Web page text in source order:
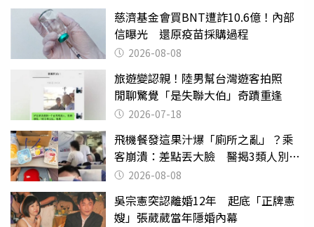
慈濟基金會買BNT遭詐10.6億！內部
信曝光 還原疫苗採購過程
2026-08-08
旅遊變認親！陸男幫台灣遊客拍照
閒聊驚覺「是失聯大伯」奇蹟重逢
2026-07-18
飛機餐發這果汁爆「廁所之亂」？乘
客崩潰：差點丟大臉 醫揭3類人別亂
喝 2026-08-08
吳宗憲突認離婚12年 起底「正牌憲
嫂」張葳葳當年隱婚內幕